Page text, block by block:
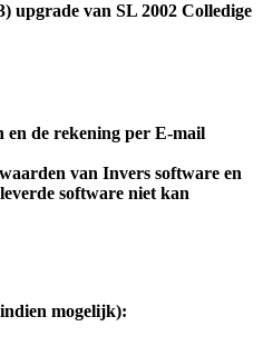
upgrade van SL 2002 Colledige
de rekening per E-mail
van Invers software en
software niet kan
mogelijk):